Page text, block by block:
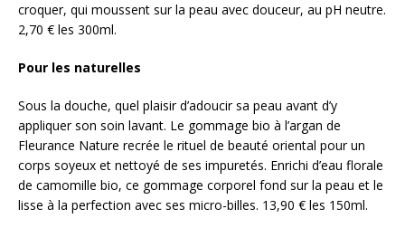
croquer, qui moussent sur la peau avec douceur, au pH neutre.
2,70 € les 300ml.
Pour les naturelles
Sous la douche, quel plaisir d’adoucir sa peau avant d’y
appliquer son soin lavant. Le gommage bio à l’argan de
Fleurance Nature recrée le rituel de beauté oriental pour un
corps soyeux et nettoyé de ses impuretés. Enrichi d’eau florale
de camomille bio, ce gommage corporel fond sur la peau et le
lisse à la perfection avec ses micro-billes. 13,90 € les 150ml.